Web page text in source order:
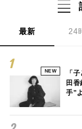
最新 24
NEW
「
田
手”